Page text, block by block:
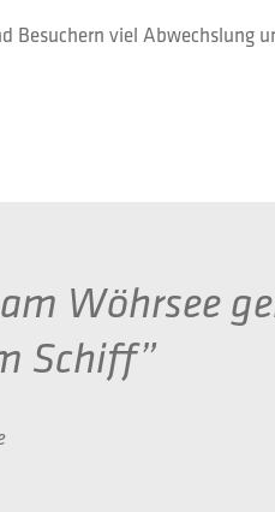
Besuchern viel Abwechslung
Wöhrsee
Schiff”